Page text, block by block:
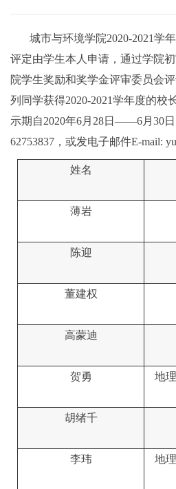
城市与环境学院2020-2021学
评定由学生本人申请，通过学院
院学生奖励和奖学金评审委员会
列同学获得2020-2021学年度的校
示期自2020年6月28日——6月30日
62753837，或发电子邮件E-mail:
姓名
薄岩
陈迎
董建权
高蒙迪
贺勇 地
胡绪千
李玮 地